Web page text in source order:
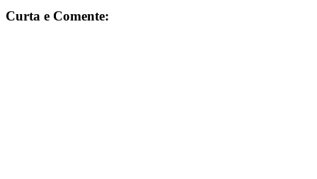
Curta e Comente: